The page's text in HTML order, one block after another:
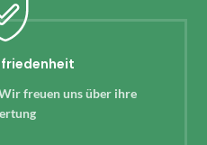
freuen uns über ihre